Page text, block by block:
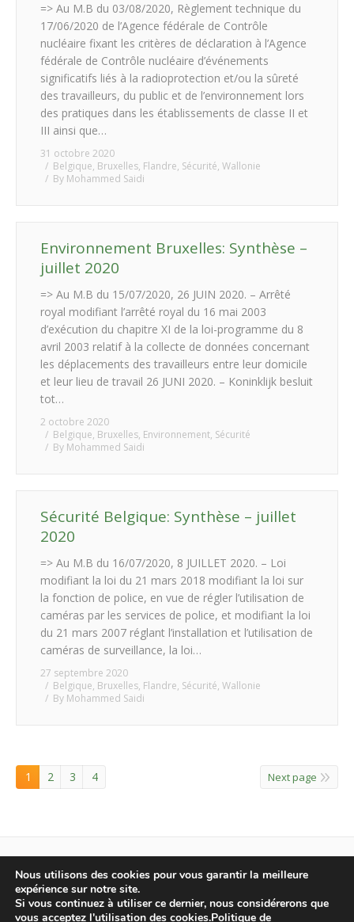
=> Au M.B du 03/08/2020, Règlement technique du
17/06/2020 de l’Agence fédérale de Contrôle
nucléaire fixant les critères de déclaration à l’Agence
fédérale de Contrôle nucléaire d’événements
significatifs liés à la radioprotection et/ou la sûreté
des travailleurs, du public et de l’environnement lors
des pratiques dans les établissements de classe II et
III ainsi que…
31 octobre 2020
Belgique, Bruxelles, Flandre, Sécurité, Wallonie
By Mohammed Saidi
Environnement Bruxelles: Synthèse –
juillet 2020
=> Au M.B du 15/07/2020, 26 JUIN 2020. – Arrêté
royal modifiant l’arrêté royal du 16 mai 2003
d’exécution du chapitre XI de la loi-programme du 8
avril 2003 relatif à la collecte de données concernant
les déplacements des travailleurs entre leur domicile
et leur lieu de travail 26 JUNI 2020. – Koninklijk besluit
tot…
2 octobre 2020
Belgique, Bruxelles, Environnement, Sécurité
By Mohammed Saidi
Sécurité Belgique: Synthèse – juillet
2020
=> Au M.B du 16/07/2020, 8 JUILLET 2020. – Loi
modifiant la loi du 21 mars 2018 modifiant la loi sur
la fonction de police, en vue de régler l’utilisation de
caméras par les services de police, et modifiant la loi
du 21 mars 2007 réglant l’installation et l’utilisation de
caméras de surveillance, la loi…
27 septembre 2020
Belgique, Bruxelles, Flandre, Sécurité, Wallonie
By Mohammed Saidi
1 2 3 4 Next page
ECOBEL sprl © 2015
Sentier du train n°1, 1390 Grez-Doiceau • Tél : +32 (0)10/88 10 25 • Fax :
Nous utilisons des cookies pour vous garantir la meilleure
expérience sur notre site.
Si vous continuez à utiliser ce dernier, nous considérerons que
vous acceptez l'utilisation des cookies.Politique de